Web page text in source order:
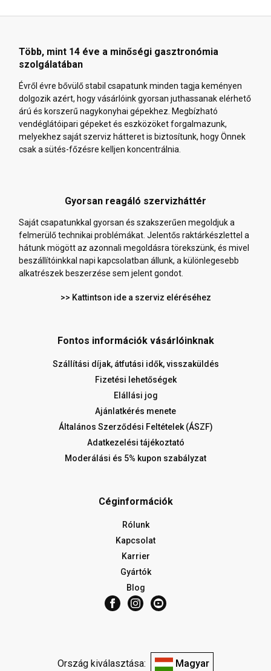
Több, mint 14 éve a minőségi gasztronómia
szolgálatában
Évről évre bővülő stabil csapatunk minden tagja keményen
dolgozik azért, hogy vásárlóink gyorsan juthassanak elérhető
árú és korszerű nagykonyhai gépekhez. Megbízható
vendéglátóipari gépeket és eszközöket forgalmazunk,
melyekhez saját szerviz hátteret is biztosítunk, hogy Önnek
csak a sütés-főzésre kelljen koncentrálnia.
Gyorsan reagáló szervizháttér
Saját csapatunkkal gyorsan és szakszerűen megoldjuk a
felmerülő technikai problémákat. Jelentős raktárkészlettel a
hátunk mögött az azonnali megoldásra törekszünk, és mivel
beszállítóinkkal napi kapcsolatban állunk, a különlegesebb
alkatrészek beszerzése sem jelent gondot.
>> Kattintson ide a szerviz eléréséhez
Fontos információk vásárlóinknak
Szállítási díjak, átfutási idők, visszaküldés
Fizetési lehetőségek
Elállási jog
Ajánlatkérés menete
Általános Szerződési Feltételek (ÁSZF)
Adatkezelési tájékoztató
Moderálási és 5% kupon szabályzat
Céginformációk
Rólunk
Kapcsolat
Karrier
Gyártók
Blog
Ország kiválasztása: Magyar